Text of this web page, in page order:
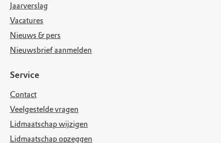
Jaarverslag
Vacatures
Nieuws & pers
Nieuwsbrief aanmelden
Service
Contact
Veelgestelde vragen
Lidmaatschap wijzigen
Lidmaatschap opzeggen